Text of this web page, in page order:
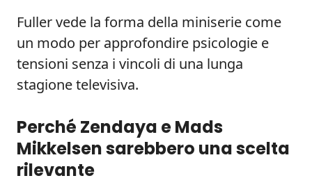
Fuller vede la forma della miniserie come
un modo per approfondire psicologie e
tensioni senza i vincoli di una lunga
stagione televisiva.
Perché Zendaya e Mads
Mikkelsen sarebbero una scelta
rilevante